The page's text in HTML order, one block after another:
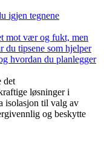
igjen tegnene
mot vær og fukt, men
du tipsene som hjelper
hvordan du planlegger
det
løsninger i
isolasjon til valg av
og beskytte